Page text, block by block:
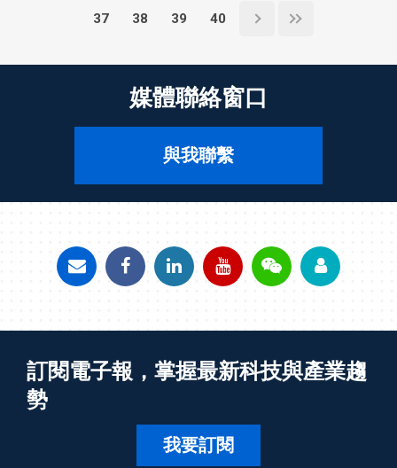
37 38 39 40
媒體聯絡窗口
與我聯繫
訂閱電子報，掌握最新科技與產業趨
勢
我要訂閱